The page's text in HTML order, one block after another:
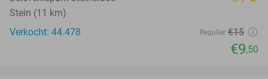
Stein (11 km)
Verkocht: 44.478
Regulier €15
€9,50